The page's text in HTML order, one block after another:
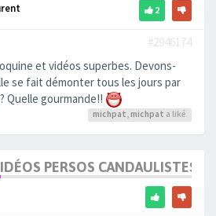
2
#2946174
et vidéos superbes. Devons-
se fait démonter tous les jours par
Quelle gourmande!!
michpat, michpat a liké
PERSOS CANDAULISTES